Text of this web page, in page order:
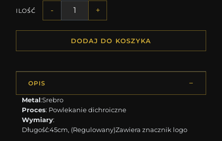
ILOŚĆ - +
DODAJ DO KOSZYKA
OPIS
Metal:Srebro
Proces: Powlekanie dichroiczne
Wymiary:
Długość:45cm, (Regulowany)Zawiera znacznik logo